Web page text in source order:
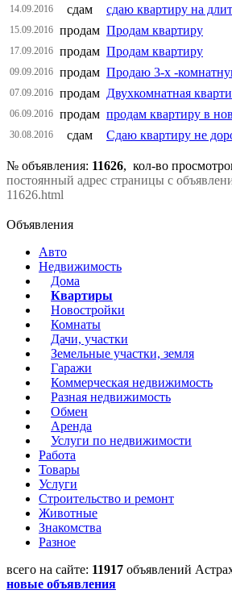
14.09.2016 сдам сдаю квартиру на
15.09.2016 продам Продам квартиру
17.09.2016 продам Продам квартиру
09.09.2016 продам Продаю 3-х -
07.09.2016 продам Двухкомнатная
06.09.2016 продам продам квартиру в
30.08.2016 сдам Сдаю квартиру не
№ объявления: 11626, кол-во
постоянный адрес страницы с
11626.html
Объявления
Авто
Недвижимость
Дома
Квартиры
Новостройки
Комнаты
Дачи, участки
Земельные участки, земля
Гаражи
Коммерческая недвижимость
Разная недвижимость
Обмен
Аренда
Услуги по недвижимости
Работа
Товары
Услуги
Строительство и ремонт
Животные
Знакомства
Разное
всего на сайте: 11917 объявлений
новые объявления